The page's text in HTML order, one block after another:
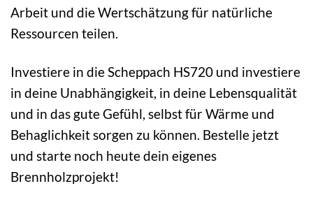
Arbeit und die Wertschätzung für natürliche
Ressourcen teilen.
Investiere in die Scheppach HS720 und investiere
in deine Unabhängigkeit, in deine Lebensqualität
und in das gute Gefühl, selbst für Wärme und
Behaglichkeit sorgen zu können. Bestelle jetzt
und starte noch heute dein eigenes
Brennholzprojekt!